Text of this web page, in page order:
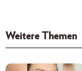
Weitere Themen